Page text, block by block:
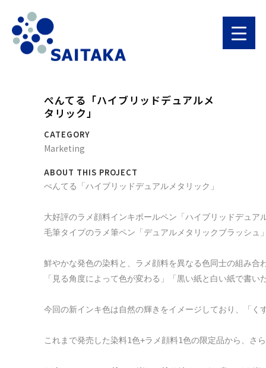
ぺんてる「ハイブリッドデュアルメ
タリック」
CATEGORY
Marketing
ABOUT THIS PROJECT
ぺんてる「ハイブリッドデュアルメタリック」
大好評のラメ顔料インキボールペン「ハイブリッドデュア
毛筆タイプのラメ筆ペン「デュアルメタリックブラッシュ
鮮やかな発色の染料と、ラメ顔料を異なる色同士の組み合
「見る角度によって色が変わる」「黒い紙と白い紙で書
今回の新インキ色は自然の輝きをイメージしており、「
これまで発売した染料1色+ラメ顔料1色の限定品から、さ